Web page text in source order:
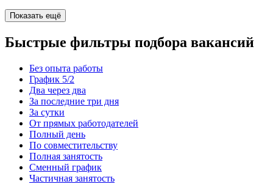
Показать ещё
Быстрые фильтры подбора вакансий
Без опыта работы
График 5/2
Два через два
За последние три дня
За сутки
От прямых работодателей
Полный день
По совместительству
Полная занятость
Сменный график
Частичная занятость